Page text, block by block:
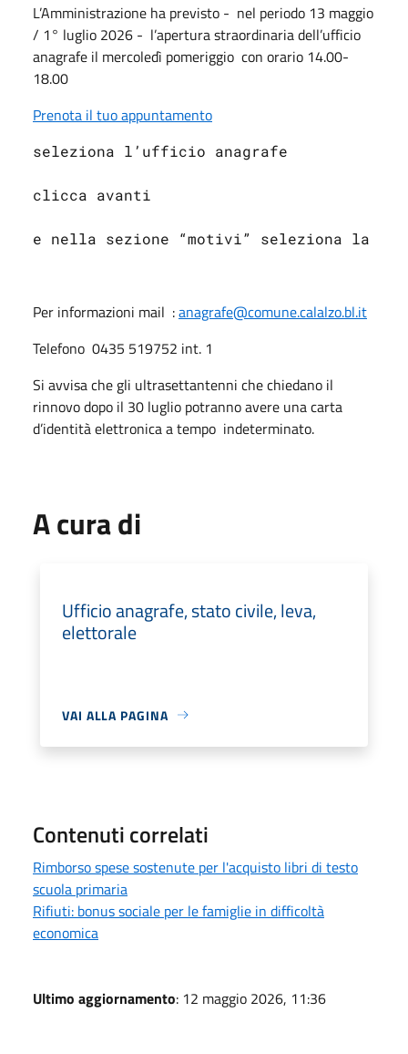
L’Amministrazione ha previsto - nel periodo 13 maggio
/ 1° luglio 2026 - l’apertura straordinaria dell’ufficio
anagrafe il mercoledì pomeriggio con orario 14.00-
18.00
Prenota il tuo appuntamento
seleziona l’ufficio anagrafe
clicca avanti
e nella sezione “motivi” seleziona la
Per informazioni mail :anagrafe@comune.calalzo.bl.it
Telefono 0435 519752 int. 1
Si avvisa che gli ultrasettantenni che chiedano il
rinnovo dopo il 30 luglio potranno avere una carta
d’identità elettronica a tempo indeterminato.
A cura di
Ufficio anagrafe, stato civile, leva,
elettorale
VAI ALLA PAGINA
Contenuti correlati
Rimborso spese sostenute per l'acquisto libri di testo
scuola primaria
Rifiuti: bonus sociale per le famiglie in difficoltà
economica
Ultimo aggiornamento: 12 maggio 2026, 11:36